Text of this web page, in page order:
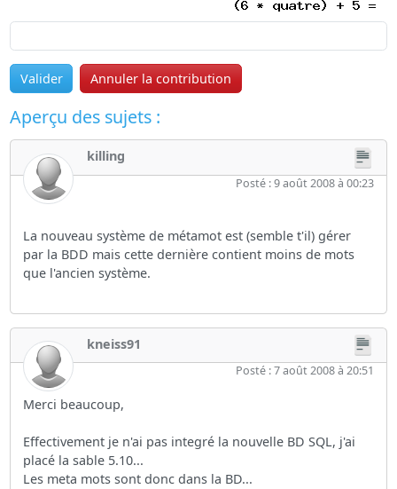
Valider Annuler la contribution
Aperçu des sujets :
killing
Posté : 9 août 2008 à 00:23
La nouveau système de métamot est (semble t'il) gérer
par la BDD mais cette dernière contient moins de mots
que l'ancien système.
kneiss91
Posté : 7 août 2008 à 20:51
Merci beaucoup,
Effectivement je n'ai pas integré la nouvelle BD SQL, j'ai
placé la sable 5.10...
Les meta mots sont donc dans la BD...